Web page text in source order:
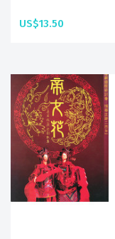
US$13.50